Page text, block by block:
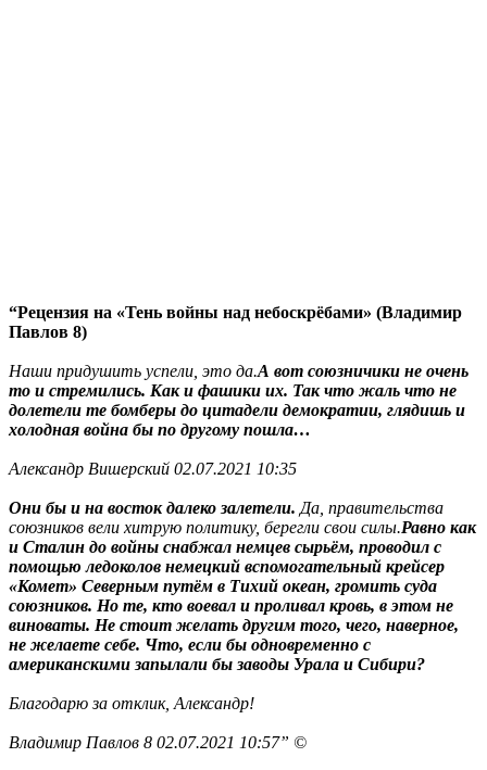
“Рецензия на «Тень войны над небоскрёбами» (Владимир
Павлов 8)
Наши придушить успели, это да.А вот союзничики не очень
то и стремились. Как и фашики их. Так что жаль что не
долетели те бомберы до цитадели демократии, глядишь и
холодная война бы по другому пошла…
Александр Вишерский 02.07.2021 10:35
Они бы и на восток далеко залетели. Да, правительства
союзников вели хитрую политику, берегли свои силы.Равно как
и Сталин до войны снабжал немцев сырьём, проводил с
помощью ледоколов немецкий вспомогательный крейсер
«Комет» Северным путём в Тихий океан, громить суда
союзников. Но те, кто воевал и проливал кровь, в этом не
виноваты. Не стоит желать другим того, чего, наверное,
не желаете себе. Что, если бы одновременно с
американскими запылали бы заводы Урала и Сибири?
Благодарю за отклик, Александр!
Владимир Павлов 8 02.07.2021 10:57” ©